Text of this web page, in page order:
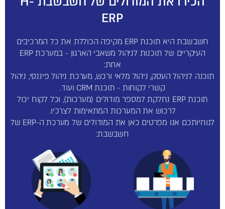
ERP
חשבשבת היא תוכנת ERP מקיפה הכוללת את כל המרכיבים
העיקריים של תוכנות לניהול משאבי הארגון - במערכת ERP
אחת:
תוכנה לניהול העסק, ניהול מלאי ורכש, מערכת ניהול פיננסי, ניהול
קשרי לקוחות - תוכנת CRM ועוד.
תוכנת ERP נחלקת למספר מודולים (מערכות), וכל לקוח יכול
לרכוש את המערכות המתאימות לצרכיו.
לנוחיותכם אנו מפרטים כאן את המודולים של מערכת ה-ERP של
חשבשבת: